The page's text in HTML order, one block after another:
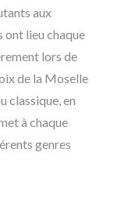
aux
ont lieu chaque
lors de
de la Moselle
classique, en
à chaque
genres